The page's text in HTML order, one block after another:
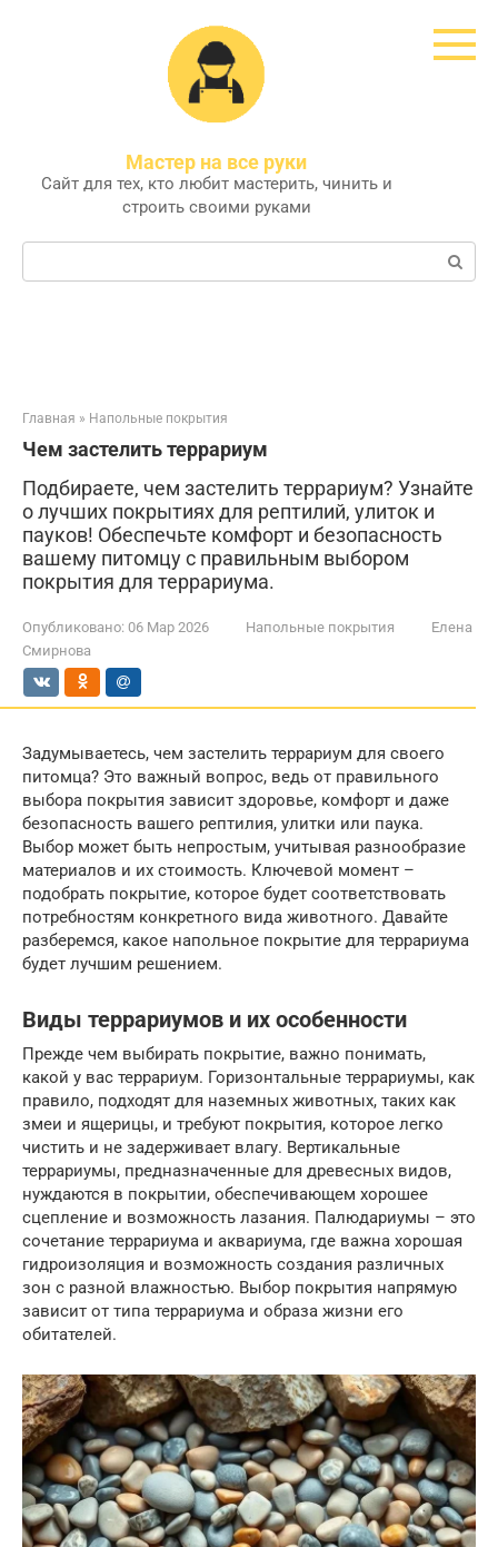
Мастер на все руки
Сайт для тех, кто любит мастерить, чинить и
строить своими руками
Поиск:
Главная » Напольные покрытия
Чем застелить террариум
Подбираете, чем застелить террариум? Узнайте
о лучших покрытиях для рептилий, улиток и
пауков! Обеспечьте комфорт и безопасность
вашему питомцу с правильным выбором
покрытия для террариума.
Опубликовано: 06 Мар 2026 Напольные покрытия
Елена
Смирнова
Задумываетесь, чем застелить террариум для своего
питомца? Это важный вопрос, ведь от правильного
выбора покрытия зависит здоровье, комфорт и даже
безопасность вашего рептилия, улитки или паука.
Выбор может быть непростым, учитывая разнообразие
материалов и их стоимость. Ключевой момент –
подобрать покрытие, которое будет соответствовать
потребностям конкретного вида животного. Давайте
разберемся, какое напольное покрытие для террариума
будет лучшим решением.
Виды террариумов и их особенности
Прежде чем выбирать покрытие, важно понимать,
какой у вас террариум. Горизонтальные террариумы, как
правило, подходят для наземных животных, таких как
змеи и ящерицы, и требуют покрытия, которое легко
чистить и не задерживает влагу. Вертикальные
террариумы, предназначенные для древесных видов,
нуждаются в покрытии, обеспечивающем хорошее
сцепление и возможность лазания. Палюдариумы – это
сочетание террариума и аквариума, где важна хорошая
гидроизоляция и возможность создания различных
зон с разной влажностью. Выбор покрытия напрямую
зависит от типа террариума и образа жизни его
обитателей.